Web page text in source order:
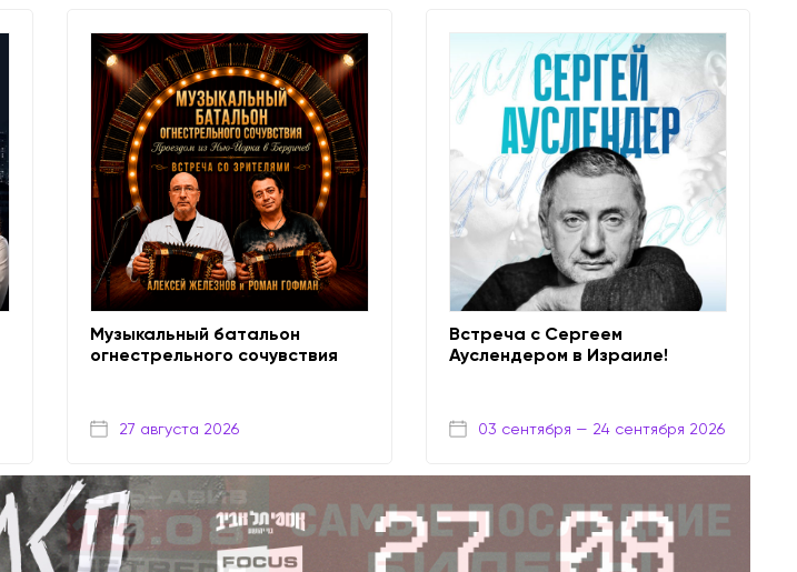
Музыкальный батальон
огнестрельного сочувствия
27 августа 2026
Встреча с Сергеем
Ауслендером в Израиле!
03 сентября — 24 сентября 2026